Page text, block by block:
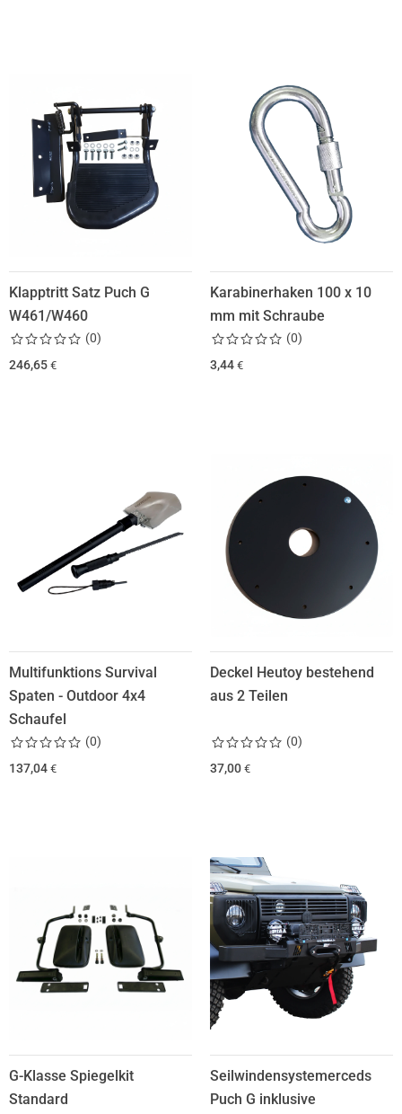
Klapptritt Satz Puch G
W461/W460
(0)
246,65 €
Karabinerhaken 100 x 10
mm mit Schraube
(0)
3,44 €
Multifunktions Survival
Spaten - Outdoor 4x4
Schaufel
(0)
137,04 €
Deckel Heutoy bestehend
aus 2 Teilen
(0)
37,00 €
G-Klasse Spiegelkit
Standard
Seilwindensystemerceds
Puch G inklusive